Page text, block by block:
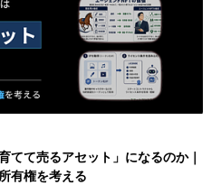
てて売るアセット」になるのか｜
有権を考える